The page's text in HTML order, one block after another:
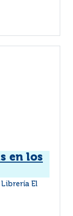
en los
Librería El